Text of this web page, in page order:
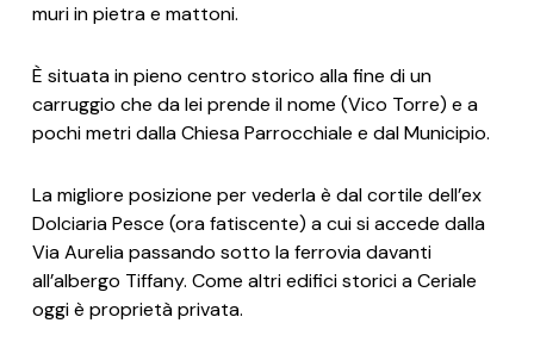
muri in pietra e mattoni.
È situata in pieno centro storico alla fine di un
carruggio che da lei prende il nome (Vico Torre) e a
pochi metri dalla Chiesa Parrocchiale e dal Municipio.
La migliore posizione per vederla è dal cortile dell’ex
Dolciaria Pesce (ora fatiscente) a cui si accede dalla
Via Aurelia passando sotto la ferrovia davanti
all’albergo Tiffany. Come altri edifici storici a Ceriale
oggi è proprietà privata.